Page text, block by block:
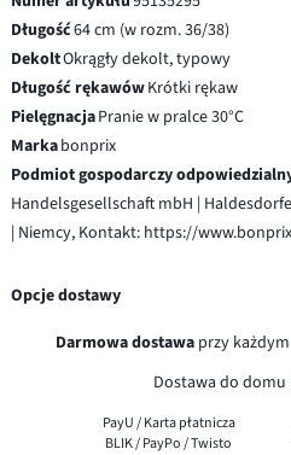
Długość64 cm (w rozm. 36/38)
DekoltOkrągły dekolt, typowy
Długość rękawówKrótki rękaw
PielęgnacjaPranie w pralce 30°C
Markabonprix
Podmiot gospodarczy
Handelsgesellschaft mbH |
| Niemcy, Kontakt: https://
Opcje dostawy
Darmowa dostawaprzy
Dostawa do domu
PayU / Karta płatnicza
BLIK / PayPo / Twisto